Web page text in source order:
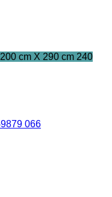
200 cm X 290 cm 240